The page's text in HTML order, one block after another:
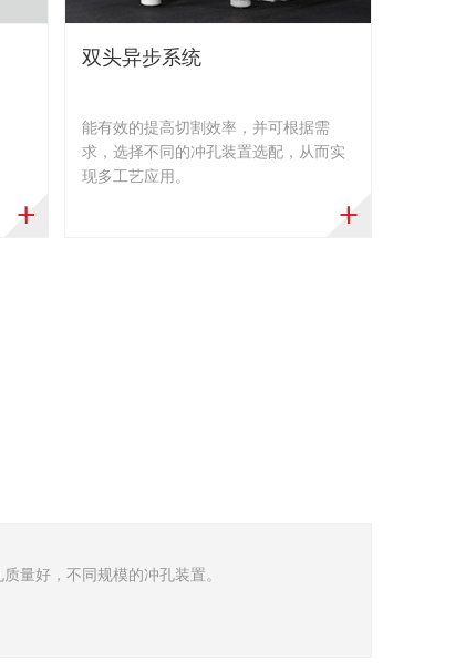
双头异步系统
能有效的提高切割效率，并可根据需
求，选择不同的冲孔装置选配，从而实
现多工艺应用。
量好，不同规模的冲孔装置。